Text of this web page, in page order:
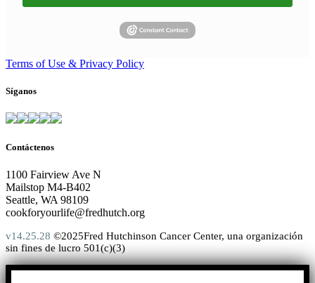
Terms of Use & Privacy Policy
Síganos
Contáctenos
1100 Fairview Ave N
Mailstop M4-B402
Seattle, WA 98109
cookforyourlife@fredhutch.org
v14.25.28 ©2025Fred Hutchinson Cancer Center, una organización
sin fines de lucro 501(c)(3)